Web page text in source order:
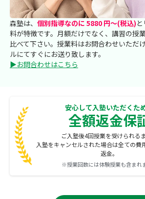
森塾は、 個別指導なのに 5880 円～(税込)
料が特徴です。月額だけでなく、講習の授
比べて下さい。授業料はお問合わせいただ
ルにてすぐにお送り致します。
▶お問合わせはこちら
安心して入塾いただくた
全額返金保
ご入塾後4回授業を受けられる
入塾をキャンセルされた場合は全ての費
返金。
※授業回数には体験授業も含まれ